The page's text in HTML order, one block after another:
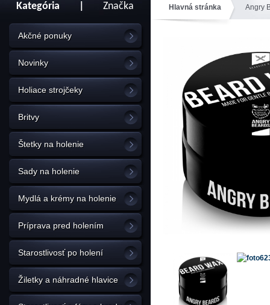
Kategória Značka
Akčné ponuky
Novinky
Holiace strojčeky
Britvy
Štetky na holenie
Sady na holenie
Mydlá a krémy na holenie
Príprava pred holením
Starostlivosť po holení
Žiletky a náhradné hlavice
Hlavná stránka Angry